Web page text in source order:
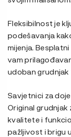
Fleksibilnost je
podešavanja
mijenja.
vam
udoban
Savjetnici za
Original
kvalitete i
pažljivost i brigu